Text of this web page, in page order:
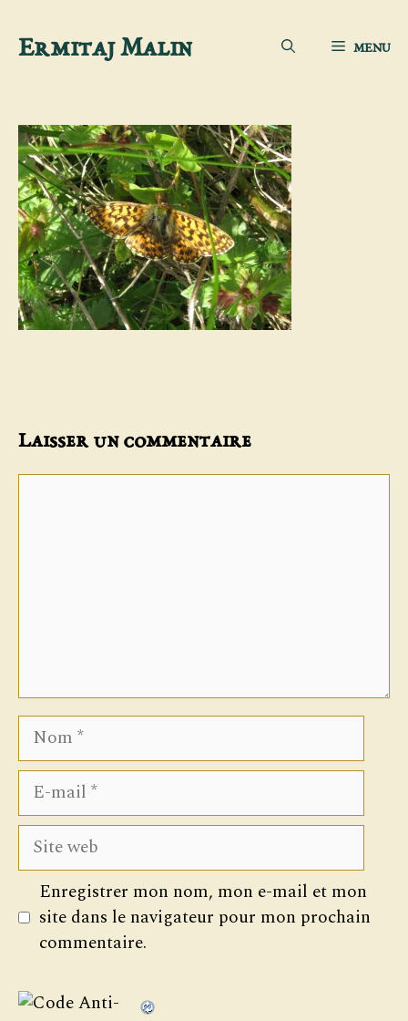
AllerErmitaj Malin MENU
Laisser un commentaire
Nom
E-
mail
Site
web
Enregistrer mon nom, mon e-mail et mon
site dans le navigateur pour mon prochain
commentaire.